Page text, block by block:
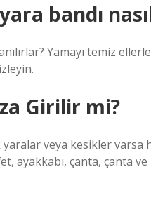
bandı
Yamayı temiz
Girilir mi?
veya kesikler varsa
ayakkabı, çanta, çanta